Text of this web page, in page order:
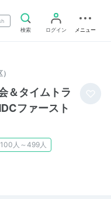
検索
ログイン メニュー
＆タイムトラ
ファースト
100人～499人